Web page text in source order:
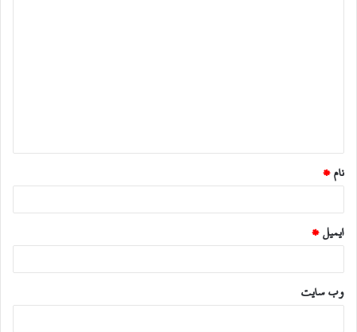
*
نام *
ایمیل *
وب‌ سایت